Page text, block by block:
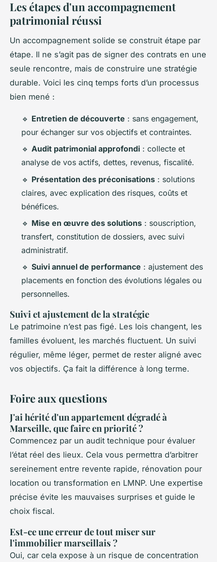
Les étapes d'un accompagnement
patrimonial réussi
Un accompagnement solide se construit étape par
étape. Il ne s’agit pas de signer des contrats en une
seule rencontre, mais de construire une stratégie
durable. Voici les cinq temps forts d’un processus
bien mené :
🔹 Entretien de découverte : sans engagement,
pour échanger sur vos objectifs et contraintes.
🔹 Audit patrimonial approfondi : collecte et
analyse de vos actifs, dettes, revenus, fiscalité.
🔹 Présentation des préconisations : solutions
claires, avec explication des risques, coûts et
bénéfices.
🔹 Mise en œuvre des solutions : souscription,
transfert, constitution de dossiers, avec suivi
administratif.
🔹 Suivi annuel de performance : ajustement des
placements en fonction des évolutions légales ou
personnelles.
Suivi et ajustement de la stratégie
Le patrimoine n’est pas figé. Les lois changent, les
familles évoluent, les marchés fluctuent. Un suivi
régulier, même léger, permet de rester aligné avec
vos objectifs. Ça fait la différence à long terme.
Foire aux questions
J'ai hérité d'un appartement dégradé à
Marseille, que faire en priorité ?
Commencez par un audit technique pour évaluer
l’état réel des lieux. Cela vous permettra d’arbitrer
sereinement entre revente rapide, rénovation pour
location ou transformation en LMNP. Une expertise
précise évite les mauvaises surprises et guide le
choix fiscal.
Est-ce une erreur de tout miser sur
l'immobilier marseillais ?
Oui, car cela expose à un risque de concentration